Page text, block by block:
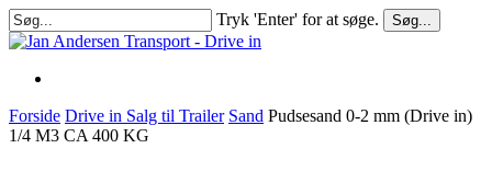
Skip
to
content
Tryk 'Enter' for at søge. Søg...
Close
Forside Drive in Salg til Trailer Sand Pudsesand 0-2 mm (Drive in)
1/4 M3 CA 400 KG